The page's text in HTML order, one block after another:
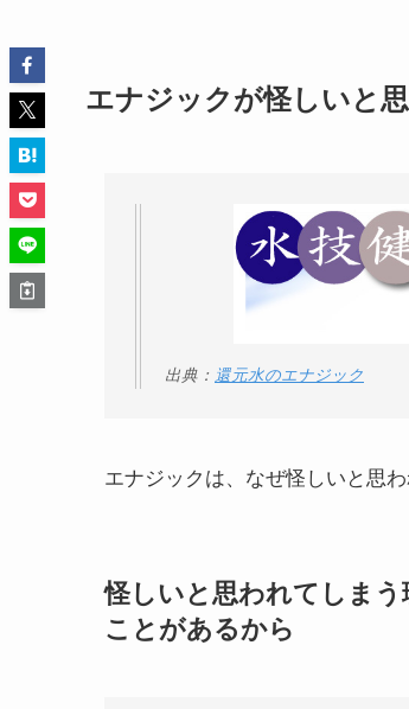
エナジックが怪しいと
出典： 還元水のエナジック
エナジックは、なぜ怪しいと思
怪しいと思われてしま
ことがあるから